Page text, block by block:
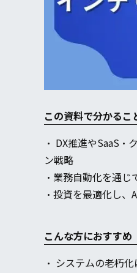
この資料で分かるこ
・ DX推進やSaaS
ン戦略
・業務自動化を通
・投資を最適化し
こんな方におすすめ
・ システムの老朽